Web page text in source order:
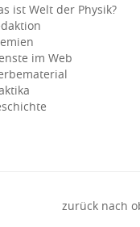
ist Welt der Physik?
im Web
zurück nach